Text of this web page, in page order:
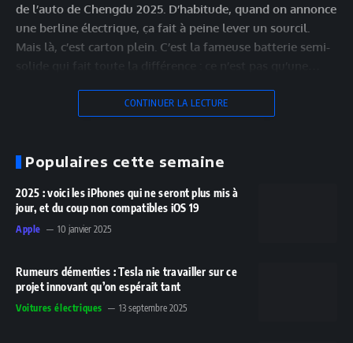
de l’auto de Chengdu 2025. D’habitude, quand on annonce
une berline électrique, ça fait à peine lever un sourcil.
Mais là, c’est carton plein. C’est la fameuse batterie semi-
CONTINUER LA LECTURE
Populaires cette semaine
2025 : voici les iPhones qui ne seront plus mis à
jour, et du coup non compatibles iOS 19
Apple 10 janvier 2025
Rumeurs démenties : Tesla nie travailler sur ce
projet innovant qu’on espérait tant
Voitures électriques 13 septembre 2025